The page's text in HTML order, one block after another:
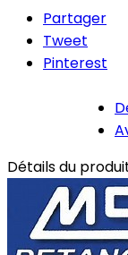
Partager
Tweet
Pinterest
Détails du